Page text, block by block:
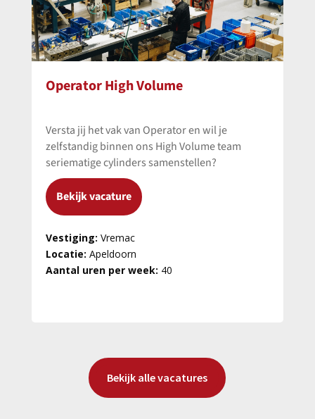
Operator High Volume
Versta jij het vak van Operator en wil je
zelfstandig binnen ons High Volume team
seriematige cylinders samenstellen?
Bekijk vacature
Vestiging: Vremac
Locatie: Apeldoorn
Aantal uren per week: 40
Bekijk alle vacatures